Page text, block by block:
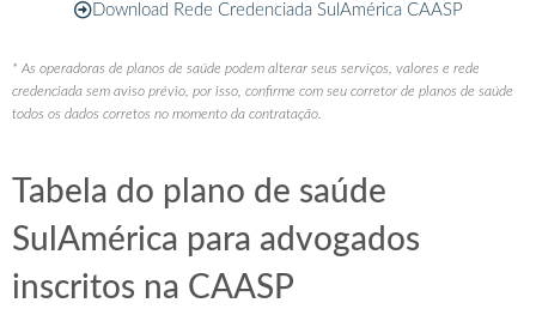
Download Rede Credenciada SulAmérica CAASP
* As operadoras de planos de saúde podem alterar seus serviços, valores e rede
credenciada sem aviso prévio, por isso, confirme com seu corretor de planos de saúde
todos os dados corretos no momento da contratação.
Tabela do plano de saúde
SulAmérica para advogados
inscritos na CAASP